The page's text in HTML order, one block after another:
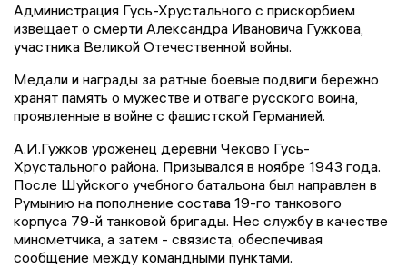
Администрация Гусь-Хрустального с прискорбием
извещает о смерти Александра Ивановича Гужкова,
участника Великой Отечественной войны.
Медали и награды за ратные боевые подвиги бережно
хранят память о мужестве и отваге русского воина,
проявленные в войне с фашистской Германией.
А.И.Гужков уроженец деревни Чеково Гусь-
Хрустального района. Призывался в ноябре 1943 года.
После Шуйского учебного батальона был направлен в
Румынию на пополнение состава 19-го танкового
корпуса 79-й танковой бригады. Нес службу в качестве
минометчика, а затем - связиста, обеспечивая
сообщение между командными пунктами.